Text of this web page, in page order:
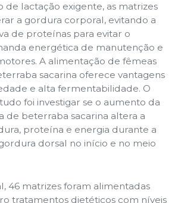
lactação exigente, as matrizes
a gordura corporal, evitando a
de proteínas para evitar o
energética de manutenção e
A alimentação de fêmeas
sacarina oferece vantagens
e alta fermentabilidade. O
foi investigar se o aumento da
de beterraba sacarina altera a
proteína e energia durante a
dorsal no início e no meio
46 matrizes foram alimentadas
tratamentos dietéticos com níveis